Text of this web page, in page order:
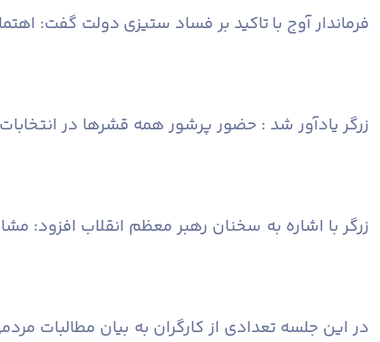
فرماندار آوج با تاکید بر فساد ستیزی دولت گفت:
زرگر یادآور شد : حضور پرشور همه قشرها در
زرگر با اشاره به سخنان رهبر معظم انقلاب
در این جلسه تعدادی از کارگران به بیان مطالبات